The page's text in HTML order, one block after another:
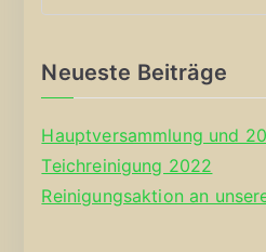
Neueste Beiträge
Hauptversammlung und
Teichreinigung 2022
Reinigungsaktion an